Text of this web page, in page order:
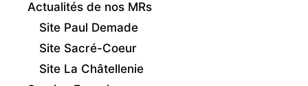
Actualités de nos MRs
Site Paul Demade
Site Sacré-Coeur
Site La Châtellenie